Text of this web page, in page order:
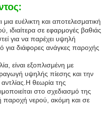
ευέλικτη και αποτελεσματική
ιδιαίτερα σε εφαρμογές βαθιάς
για να παρέχει υψηλή
για διάφορες ανάγκες παροχής
είναι εξοπλισμένη με
υψηλής πίεσης και την
θεωρία της
στο σχεδιασμό της
παροχή νερού, ακόμη και σε